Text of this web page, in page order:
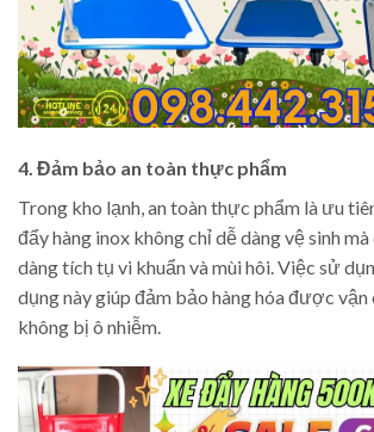
4. Đảm bảo an toàn thực phẩm
Trong kho lạnh, an toàn thực phẩm là ưu
đẩy hàng inox không chỉ dễ dàng vệ sinh
dàng tích tụ vi khuẩn và mùi hôi. Việc sử
dụng này giúp đảm bảo hàng hóa được vận
không bị ô nhiễm.